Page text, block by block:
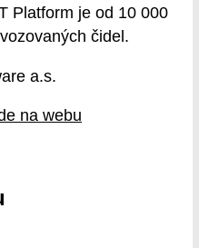
Platform je od 10 000
čidel.
a.s.
na webu